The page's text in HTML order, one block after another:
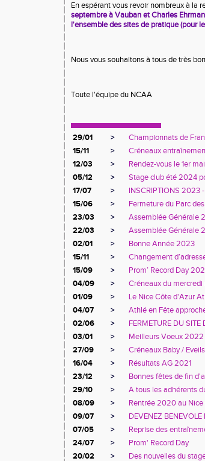
En espérant vous revoir nombreux à la
septembre à Vauban et Charles
l'ensemble des sites de pratique (pour
Nous vous souhaitons à tous de très
Toute l'équipe du NCAA
29/01 >
Championnats de
15/11
>
Créneaux
12/03
>
Rendez-vous le 1er
05/12
>
Stage club été 2024
17/07
>
INSCRIPTIONS 2023
15/06
>
Fermeture du Parc
23/03
>
Assemblée Générale
22/03
>
Assemblée Générale
02/01
>
Bonne Année 2023
15/11
>
Changement
15/09
>
Prom’ Record Day
04/09
>
Créneaux du
01/09
>
Le Nice Côte d'Azur
04/07
>
Athlé en Fête
02/06
>
FERMETURE DU
03/01
>
Meilleurs Voeux 2022
27/09
>
Créneaux Baby /
16/04
>
Résultats AG 2021
23/12
>
Bonnes fêtes de fin
29/10
>
A tous les adhérents
08/09
>
Rentrée 2020 au
09/07
>
DEVENEZ
07/05
>
Reprise des
24/07
>
Prom' Record Day
20/02
> Des nouvelles du